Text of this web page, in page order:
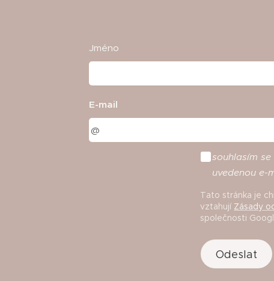
Jméno
E-mail
souhlasím se
uvedenou e-
Tato stránka je
vztahují Zásady
společnosti
Odeslat